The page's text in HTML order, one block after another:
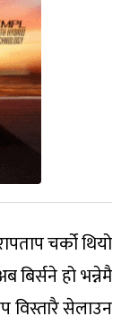
चर्को थियो
बिर्सने हो भन्नेमै
विस्तारै सेलाउन